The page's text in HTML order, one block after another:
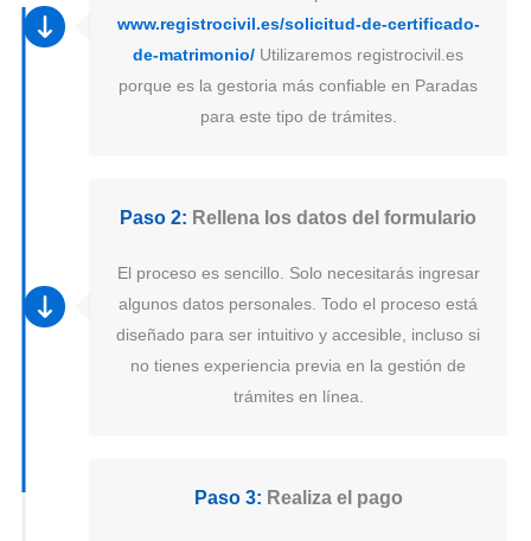
www.registrocivil.es/solicitud-de-certificado-
de-matrimonio/ Utilizaremos registrocivil.es
porque es la gestoria más confiable en Paradas
para este tipo de trámites.
Paso 2: Rellena los datos del formulario
El proceso es sencillo. Solo necesitarás ingresar
algunos datos personales. Todo el proceso está
diseñado para ser intuitivo y accesible, incluso si
no tienes experiencia previa en la gestión de
trámites en línea.
Paso 3: Realiza el pago